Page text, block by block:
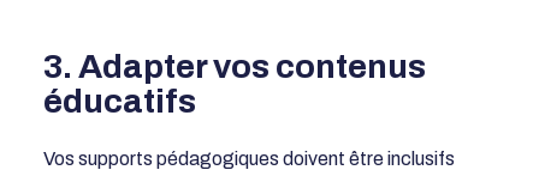
3. Adapter vos contenus
éducatifs
Vos supports pédagogiques doivent être inclusifs